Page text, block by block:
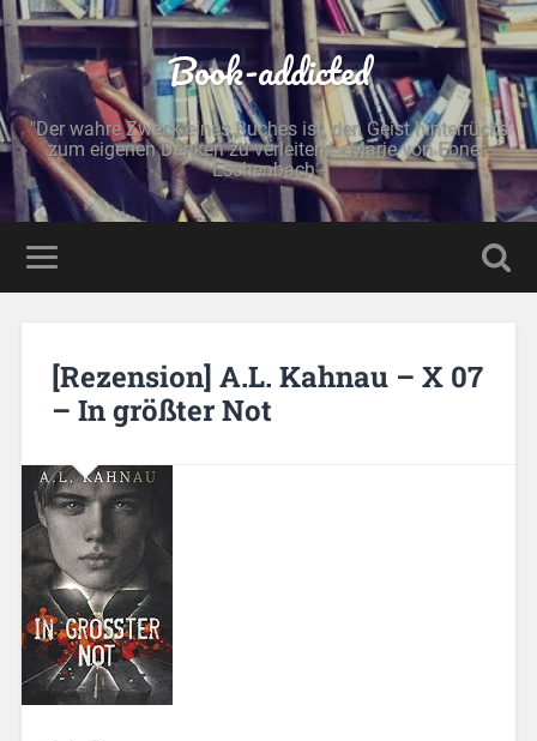
Book-addicted
"Der wahre Zweck eines Buches ist, den Geist hinterrücks
zum eigenen Denken zu verleiten." - Marie von Ebner-
Eschenbach -
[Rezension] A.L. Kahnau – X 07
– In größter Not